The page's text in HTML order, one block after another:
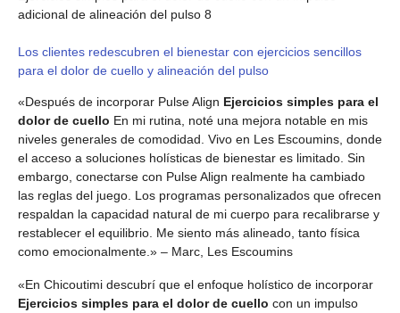
adicional de alineación del pulso 8
Los clientes redescubren el bienestar con ejercicios sencillos
para el dolor de cuello y alineación del pulso
«Después de incorporar Pulse Align Ejercicios simples para el
dolor de cuello En mi rutina, noté una mejora notable en mis
niveles generales de comodidad. Vivo en Les Escoumins, donde
el acceso a soluciones holísticas de bienestar es limitado. Sin
embargo, conectarse con Pulse Align realmente ha cambiado
las reglas del juego. Los programas personalizados que ofrecen
respaldan la capacidad natural de mi cuerpo para recalibrarse y
restablecer el equilibrio. Me siento más alineado, tanto física
como emocionalmente.» – Marc, Les Escoumins
«En Chicoutimi descubrí que el enfoque holístico de incorporar
Ejercicios simples para el dolor de cuello con un impulso